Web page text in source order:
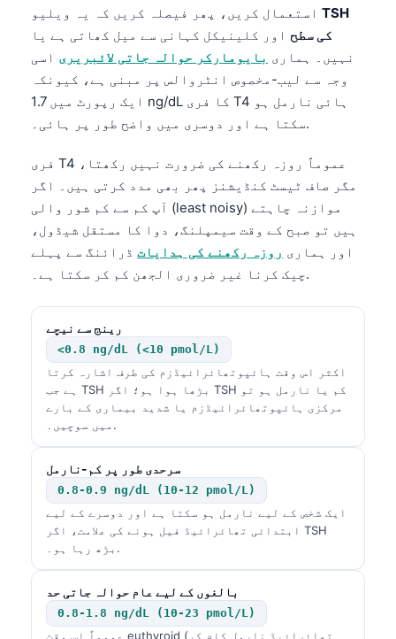
TSH
کی سطح اور کلینیکل کہانی سے میل کھاتی ہے یا
نہیں۔ ہماری بایومارکر حوالہ جاتی لائبریری اسی
وجہ سے لیب-مخصوص انٹروالس پر مبنی ہے، کیونکہ
ایک رپورٹ میں 1.7 ng/dL کا فری T4 ہائی نارمل ہو
سکتا ہے اور دوسری میں واضح طور پر ہائی۔.
فری T4 عموماً روزہ رکھنے کی ضرورت نہیں رکھتا،
مگر صاف ٹیسٹ کنڈیشنز پھر بھی مدد کرتی ہیں۔ اگر
آپ کم سے کم شور والی (least noisy) موازنہ چاہتے
ہیں تو صبح کے وقت سیمپلنگ، دوا کا مستقل شیڈول،
اور ہماری روزہ رکھنے کی ہدایات ڈرائنگ سے پہلے
چیک کرنا غیر ضروری الجھن کم کر سکتا ہے۔.
رینج سے نیچے
<0.8 ng/dL (<10 pmol/L)
اکثر اس وقت ہائپوتھائرائیڈزم کی طرف اشارہ کرتا
ہے جب TSH بڑھا ہوا ہو؛ اگر TSH کم یا نارمل ہو تو
مرکزی ہائپوتھائرائیڈزم یا شدید بیماری کے بارے
میں سوچیں۔.
سرحدی طور پر کم-نارمل
0.8-0.9 ng/dL (10-12 pmol/L)
ایک شخص کے لیے نارمل ہو سکتا ہے اور دوسرے کے لیے
ابتدائی تھائرائیڈ فیل ہونے کی علامت، اگر TSH
بڑھ رہا ہو۔.
بالغوں کے لیے عام حوالہ جاتی حد
0.8-1.8 ng/dL (10-23 pmol/L)
عموماً اس وقت euthyroid (تھائرائیڈ نارمل کام کر